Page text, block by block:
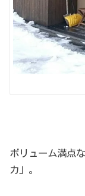
ボリューム満点
カ」。